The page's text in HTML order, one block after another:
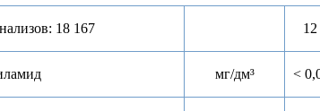
18 167
мг/дм³ <